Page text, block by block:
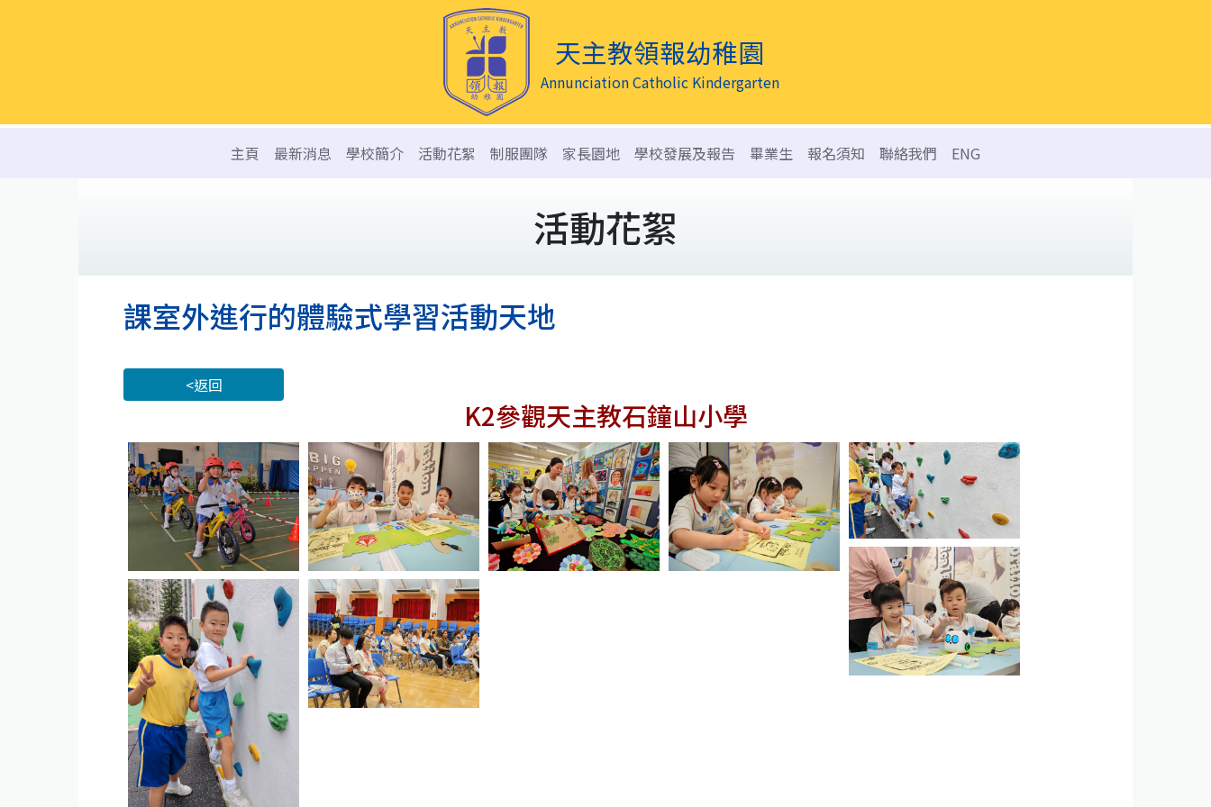
天主教領報幼稚園
Annunciation Catholic Kindergarten
主頁 最新消息 學校簡介 活動花絮 制服團隊 家長園地 學校發展及報告 畢業生 報名須知 聯絡我們 ENG
活動花絮
課室外進行的體驗式學習活動天地
<返回
K2參觀天主教石鐘山小學